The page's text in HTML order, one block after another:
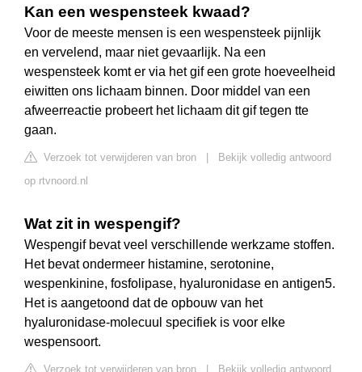
Kan een wespensteek kwaad?
Voor de meeste mensen is een wespensteek pijnlijk
en vervelend, maar niet gevaarlijk. Na een
wespensteek komt er via het gif een grote hoeveelheid
eiwitten ons lichaam binnen. Door middel van een
afweerreactie probeert het lichaam dit gif tegen tte
gaan.
Verzoek tot verwijderen van bron
Bekijk volledig antwoord
op rtvnoord.nl
Wat zit in wespengif?
Wespengif bevat veel verschillende werkzame stoffen.
Het bevat ondermeer histamine, serotonine,
wespenkinine, fosfolipase, hyaluronidase en antigen5.
Het is aangetoond dat de opbouw van het
hyaluronidase-molecuul specifiek is voor elke
wespensoort.
Verzoek tot verwijderen van bron
Bekijk volledig antwoord